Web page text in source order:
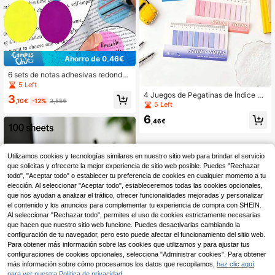
Ahorro de 0,46€
6 sets de notas adhesivas redondas
transparentes, clips de página semit
ransparentes, pegatinas, accesorio
s para planificador, vuelta al colegio
5 Left
3 ,10€ -12% 3,56€
4 Juegos de Pegatinas de Índice C
oloridas, Adecuadas para Escribir y
egla Plegable, Temporada de Regre
5 Left
6 ,46€
Utilizamos cookies y tecnologías similares en nuestro sitio web para brindar el servicio
que solicitas y ofrecerte la mejor experiencia de sitio web posible. Puedes "Rechazar
todo", "Aceptar todo" o establecer tu preferencia de cookies en cualquier momento a tu
elección. Al seleccionar "Aceptar todo", estableceremos todas las cookies opcionales,
que nos ayudan a analizar el tráfico, ofrecer funcionalidades mejoradas y personalizar
el contenido y los anuncios para complementar tu experiencia de compra con SHEIN.
Al seleccionar "Rechazar todo", permites el uso de cookies estrictamente necesarias
que hacen que nuestro sitio web funcione. Puedes desactivarlas cambiando la
configuración de tu navegador, pero esto puede afectar el funcionamiento del sitio web.
Para obtener más información sobre las cookies que utilizamos y para ajustar tus
configuraciones de cookies opcionales, selecciona "Administrar cookies". Para obtener
más información sobre cómo procesamos los datos que recopilamos, haz clic aquí